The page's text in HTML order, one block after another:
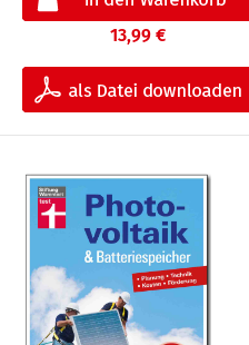
13,99 €